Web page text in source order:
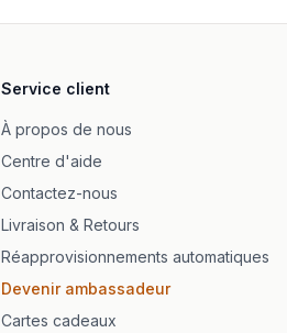
Service client
À propos de nous
Centre d'aide
Contactez-nous
Livraison & Retours
Réapprovisionnements automatiques
Devenir ambassadeur
Cartes cadeaux